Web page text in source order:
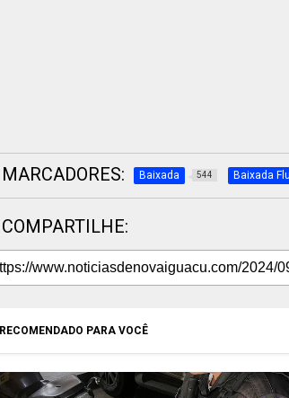
MARCADORES: Baixada 544 Baixada
COMPARTILHE:
RECOMENDADO PARA VOCÊ